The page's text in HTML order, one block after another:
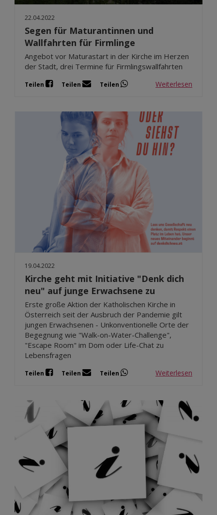
22.04.2022
Segen für Maturantinnen und
Wallfahrten für Firmlinge
Angebot vor Maturastart in der Kirche im Herzen
der Stadt, drei Termine für Firmlingswallfahrten
Teilen Teilen Teilen Weiterlesen
19.04.2022
Kirche geht mit Initiative "Denk dich
neu" auf junge Erwachsene zu
Erste große Aktion der Katholischen Kirche in
Österreich seit der Ausbruch der Pandemie gilt
jungen Erwachsenen - Unkonventionelle Orte der
Begegnung wie "Walk-on-Water-Challenge",
"Escape Room" im Dom oder Life-Chat zu
Lebensfragen
Teilen Teilen Teilen Weiterlesen